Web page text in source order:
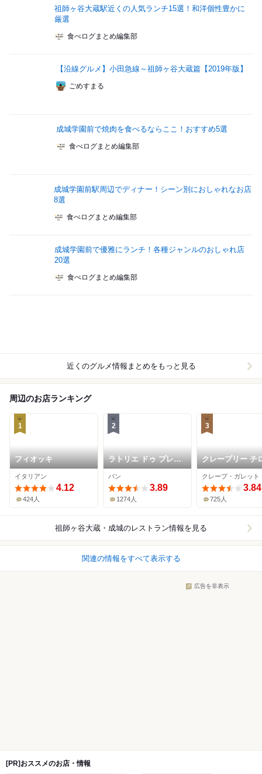
祖師ヶ谷大蔵駅近くの人気ランチ15選！和洋個性豊かに
厳選
食べログまとめ編集部
【沿線グルメ】小田急線～祖師ヶ谷大蔵篇【2019年版】
ごめすまる
成城学園前で焼肉を食べるならここ！おすすめ5選
食べログまとめ編集部
成城学園前駅周辺でディナー！シーン別におしゃれなお店
8選
食べログまとめ編集部
成城学園前で優雅にランチ！各種ジャンルのおしゃれ店
20選
食べログまとめ編集部
近くのグルメ情報まとめをもっと見る
周辺のお店ランキング
1
フィオッキ
イタリアン
4.12
424人
2
ラトリエ ドゥ プレジ
ール
パン
3.89
1274人
3
クレープリー チ
クレープ・ガレット
3.84
725人
祖師ヶ谷大蔵・成城のレストラン情報を見る
関連の情報をすべて表示する
広告を非表示
[PR]おススメのお店・情報